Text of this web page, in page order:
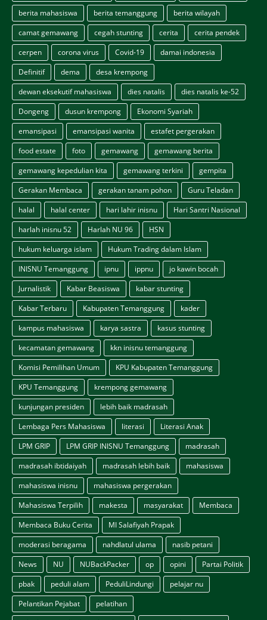
berita mahasiswa
berita temanggung
berita wilayah
camat gemawang
cegah stunting cerita
cerita pendek
cerpen
corona virus Covid-19
damai indonesia
Definitif
dema
desa krempong
dewan eksekutif mahasiswa
dies natalis
dies natalis ke-52
Dongeng
dusun krempong
Ekonomi Syariah
emansipasi
emansipasi wanita
estafet pergerakan
food estate
foto gemawang
gemawang berita
gemawang kepedulian kita
gemawang terkini
gempita
Gerakan Membaca
gerakan tanam pohon
Guru Teladan
halal
halal center hari lahir inisnu
Hari Santri Nasional
harlah inisnu 52
Harlah NU 96
HSN
hukum keluarga islam
Hukum Trading dalam Islam
INISNU Temanggung
ipnu ippnu
jo kawin bocah
Jurnalistik
Kabar Beasiswa
kabar stunting
Kabar Terbaru
Kabupaten Temanggung
kader
kampus mahasiswa
karya sastra
kasus stunting
kecamatan gemawang
kkn inisnu temanggung
Komisi Pemilihan Umum
KPU Kabupaten Temanggung
KPU Temanggung
krempong gemawang
kunjungan presiden
lebih baik madrasah
Lembaga Pers Mahasiswa
literasi
Literasi Anak
LPM GRIP
LPM GRIP INISNU Temanggung
madrasah
madrasah ibtidaiyah
madrasah lebih baik
mahasiswa
mahasiswa inisnu
mahasiswa pergerakan
Mahasiswa Terpilih
makesta masyarakat
Membaca
Membaca Buku Cerita
MI Salafiyah Prapak
moderasi beragama
nahdlatul ulama
nasib petani
News
NU NUBackPacker op opini
Partai Politik
pbak
peduli alam PeduliLindungi
pelajar nu
Pelantikan Pejabat
pelatihan